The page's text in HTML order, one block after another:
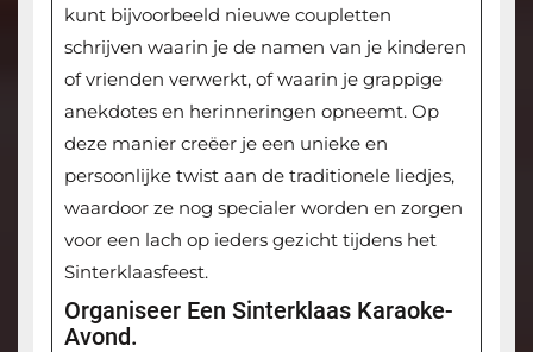
kunt bijvoorbeeld nieuwe coupletten
schrijven waarin je de namen van je kinderen
of vrienden verwerkt, of waarin je grappige
anekdotes en herinneringen opneemt. Op
deze manier creëer je een unieke en
persoonlijke twist aan de traditionele liedjes,
waardoor ze nog specialer worden en zorgen
voor een lach op ieders gezicht tijdens het
Sinterklaasfeest.
Organiseer Een Sinterklaas Karaoke-
Avond.